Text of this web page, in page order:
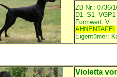
ZB-Nr.: 0736/
D1 S1
Formwert: V
AHNENTAFEL
Eigentümer:
Violetta